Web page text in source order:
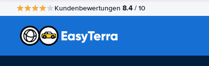
Kundenbewertungen 8.4 / 10